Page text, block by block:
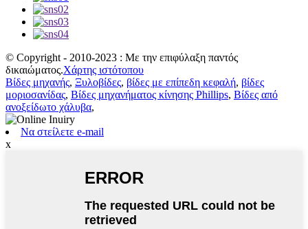
© Copyright - 2010-2023 : Με την επιφύλαξη παντός
δικαιώματος.Χάρτης ιστότοπου
Βίδες μηχανής, Ξυλοβίδες, βίδες με επίπεδη κεφαλή, βίδες
μοριοσανίδας, Βίδες μηχανήματος κίνησης Phillips, Βίδες από
ανοξείδωτο χάλυβα,
Να στείλετε e-mail
x